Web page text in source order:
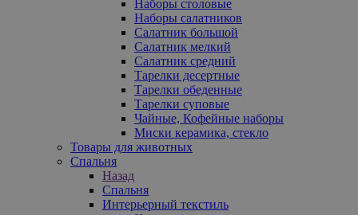
Наборы столовые
Наборы салатников
Салатник большой
Салатник мелкий
Салатник средний
Тарелки десертные
Тарелки обеденные
Тарелки суповые
Чайные, Кофейные наборы
Миски керамика, стекло
Товары для животных
Спальня
Назад
Спальня
Интерьерный текстиль